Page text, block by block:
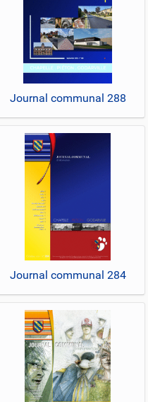
Journal communal 288
Journal communal 284